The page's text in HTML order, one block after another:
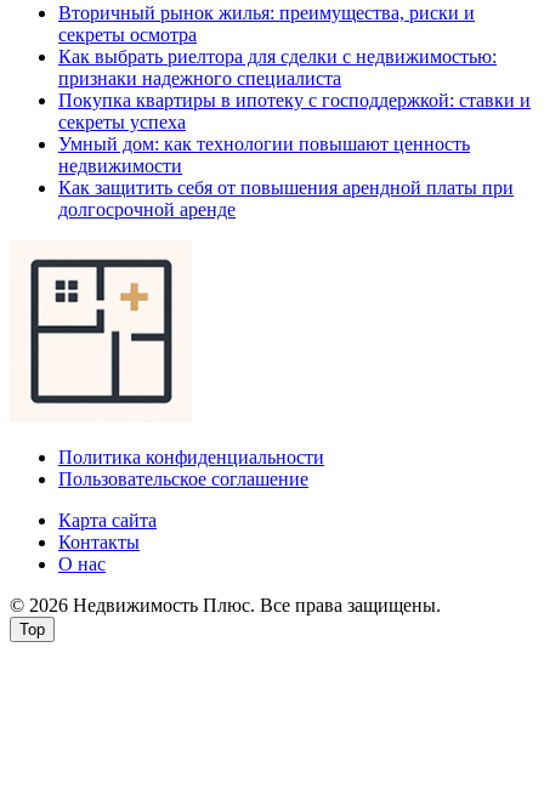
Вторичный рынок жилья: преимущества, риски и
секреты осмотра
Как выбрать риелтора для сделки с недвижимостью:
признаки надежного специалиста
Покупка квартиры в ипотеку с господдержкой: ставки и
секреты успеха
Умный дом: как технологии повышают ценность
недвижимости
Как защитить себя от повышения арендной платы при
долгосрочной аренде
Политика конфиденциальности
Пользовательское соглашение
Карта сайта
Контакты
О нас
© 2026 Недвижимость Плюс. Все права защищены.
Top